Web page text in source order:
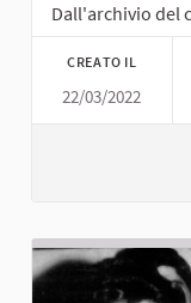
Dall'archivio del
CREATO IL
22/03/2022